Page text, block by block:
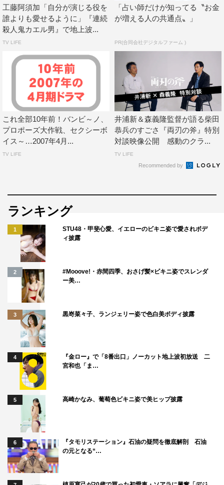
工藤阿須加「自分が演じる役を
誰よりも愛せるように」『連続
殺人鬼カエル男』で地上波...
TV LIFE
「占い師だけが知ってる〝お金
が増える人の共通点〟」
PR(合同会社デジタルファーム )
これ全部10年前！バンビ～ノ、
プロポーズ大作戦、セクシーボ
イス～…2007年4月...
TV LIFE
井浦新＆森義隆監督が語る柴田
恭兵のすごさ『両刃の斧』特別
対談映像公開 感動のクラ...
TV LIFE
Recommended by
ランキング
1
STU48・甲斐心愛、イエローのビキニ姿で愛されボデ
ィ披露
2
#Mooove!・赤間四季、おさげ髪×ビキニ姿でスレンダ
ー美…
3 黒嵜菜々子、ランジェリー姿で色白美ボディ披露
4
『金ロー』で「8番出口」ノーカット地上波初放送 二
宮和也「ま…
5 高崎かなみ、葡萄色ビキニ姿で美ヒップ披露
6
『タモリステーション』石油の疑問を徹底解剖 石油
の元となる“…